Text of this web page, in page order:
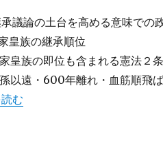
議論の土台を高める意味での
皇族の継承順位
皇族の即位も含まれる憲法２
以遠・600年離れ・血筋順飛
】 小中学生のための天皇
む